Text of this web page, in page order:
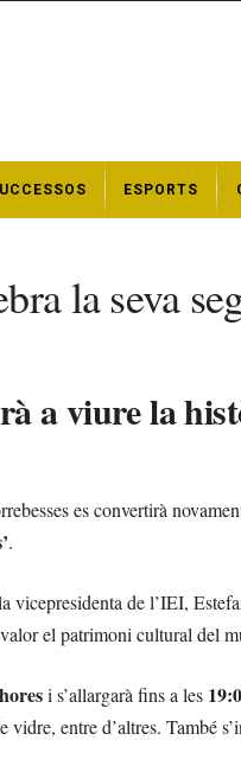
ESPORTS
la seva
a viure la
es convertirà
.
vicepresidenta de l’IEI,
el patrimoni cultural del
i s’allargarà fins a les
entre d’altres. També